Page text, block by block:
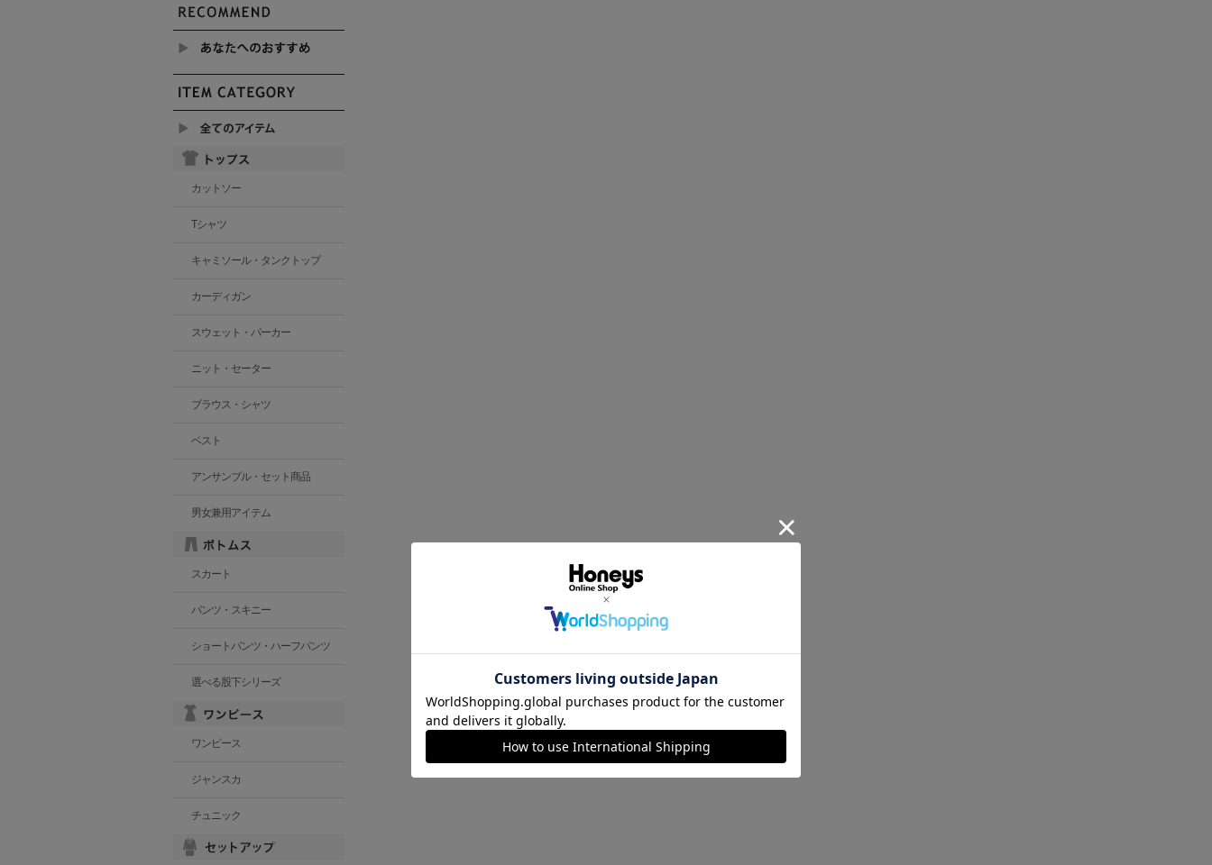
カットソー
Tシャツ
キャミソール・タンクトップ
カーディガン
スウェット・パーカー
ニット・セーター
ブラウス・シャツ
ベスト
アンサンブル・セット商品
男女兼用アイテム
スカート
パンツ・スキニー
ショートパンツ・ハーフパンツ
選べる股下シリーズ
ワンピース
ジャンスカ
チュニック